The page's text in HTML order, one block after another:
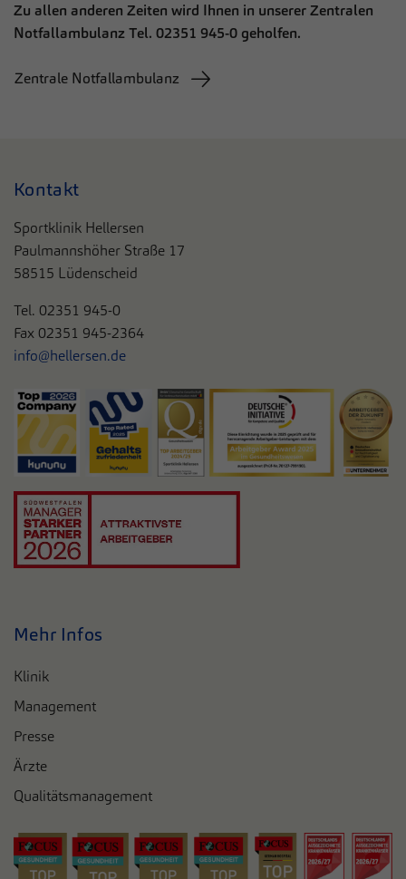
Zu allen anderen Zeiten wird Ihnen in unserer Zentralen
Notfallambulanz Tel. 02351 945-0 geholfen.
Zentrale Notfallambulanz
Kontakt
Sportklinik Hellersen
Paulmannshöher Straße 17
58515 Lüdenscheid
Tel. 02351 945-0
Fax 02351 945-2364
info@hellersen.de
Mehr Infos
Klinik
Management
Presse
Ärzte
Qualitätsmanagement